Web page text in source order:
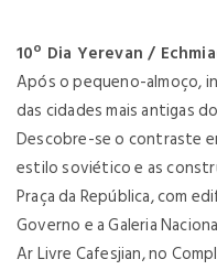
10º Dia Yerevan /
Após o pequeno-almoço,
das cidades mais antigas
Descobre-se o contraste
estilo soviético e as
Praça da República, com
Governo e a Galeria
Ar Livre Cafesjian, no